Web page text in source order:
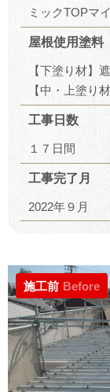
ミックTOP
屋根使用塗料
【下塗り材
【中・上塗
工事日数
１７日間
工事完了月
2022年９月
施工前 Before